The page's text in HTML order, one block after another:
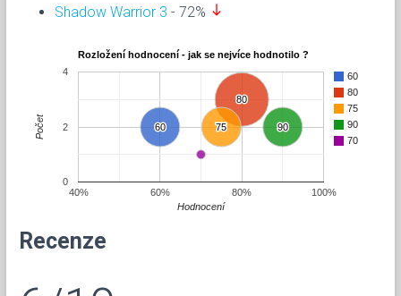
Shadow Warrior 3 - 72% south
Rozložení hodnocení - jak se nejvíce hodnotilo ?
60
80
75
90
70
80
80
60
60 75
75 90
90
40% 60% 80% 100%
0
2
4
Hodnocení
Počet
Recenze